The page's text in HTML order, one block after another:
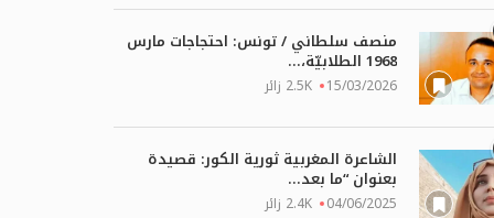
منصف سلطاني / تونس: احتجاجات مارس
1968 الطلابيّة،...
15/03/2026 2.5K زائر
الشاعرة المغربية ثورية الكور: قصيدة
بعنوان “ما بعد...
04/06/2025 2.4K زائر